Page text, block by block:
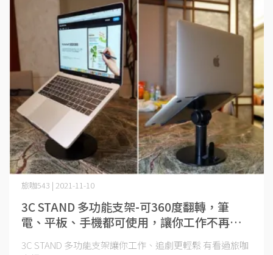
3C STAND 多功能支架-可360度翻轉，筆
電、平板、手機都可使用，讓你工作不再腰
旅咖543 | 2021-11-10
3C STAND 多功能支架讓你工作、追劇更輕鬆 有看過旅咖